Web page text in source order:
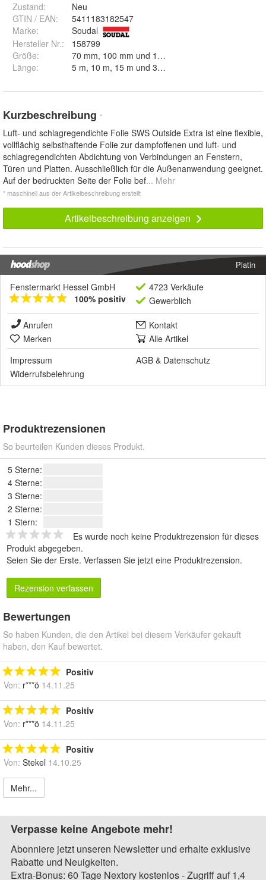
Zustand:
Neu
GTIN / EAN:
5411183182547
Marke:
Soudal
Hersteller Nr.:
158799
Größe:
70 mm, 100 mm und 150 mm
Länge: 5 m, 10 m, 15 m und 30 m
Kurzbeschreibung *
Luft- und schlagregendichte Folie SWS Outside Extra ist eine flexible,
vollflächig selbsthaftende Folie zur dampfoffenen und luft- und
schlagregendichten Abdichtung von Verbindungen an Fenstern,
Türen und Platten. Ausschließlich für die Außenanwendung geeignet.
Auf der bedruckten Seite der Folie bef... Mehr
* maschinell aus der Artikelbeschreibung erstellt
Artikelbeschreibung anzeigen
Platin
Fenstermarkt Hessel GmbH
100% positiv
4723 Verkäufe
Gewerblich
Anrufen
Kontakt
Merken
Alle Artikel
Impressum
AGB & Datenschutz
Widerrufsbelehrung
Produktrezensionen
So beurteilen Kunden dieses Produkt.
5 Sterne:
4 Sterne:
3 Sterne:
2 Sterne:
1 Stern:
Es wurde noch keine Produktrezension für dieses
Produkt abgegeben.
Seien Sie der Erste. Verfassen Sie jetzt eine Produktrezension.
Rezension verfassen
Bewertungen
So haben Kunden, die den Artikel bei diesem Verkäufer gekauft
haben, den Kauf bewertet.
Positiv
Von: r***ö 14.11.25
Positiv
Von: r***ö 14.11.25
Positiv
Von: Stekel 14.10.25
Mehr...
Verpasse keine Angebote mehr!
Abonniere jetzt unseren Newsletter und erhalte exklusive
Rabatte und Neuigkeiten.
Extra-Bonus: 60 Tage Nextory kostenlos - Zugriff auf 1,4